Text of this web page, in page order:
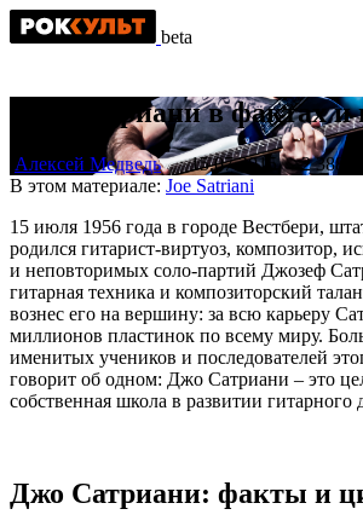
beta
Джо Сатриани в фактах и
Алексей Медведь 15.07.2015
2 388
В этом материале: Joe Satriani
15 июля 1956 года в городе Вестбери,
родился гитарист-виртуоз, композитор,
и неповторимых соло-партий Джозеф
гитарная техника и композиторский
вознес его на вершину: за всю карьеру
миллионов пластинок по всему миру.
именитых учеников и последователей
говорит об одном: Джо Сатриани – это
собственная школа в развитии гитарного
Джо Сатриани: факты и